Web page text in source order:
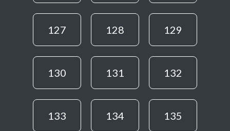
127 128 129
130 131 132
133 134 135